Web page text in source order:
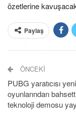
özetlerine
Paylaş
ÖNCEKI
PUBG yaratıcısı yeni
oyunlarından
teknoloji demosu